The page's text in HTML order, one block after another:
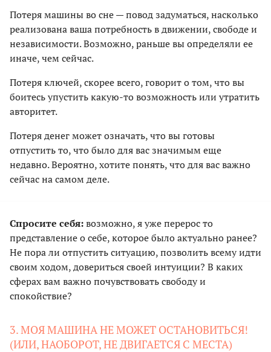
Потеря машины во сне — повод задуматься, насколько
реализована ваша потребность в движении, свободе и
независимости. Возможно, раньше вы определяли ее
иначе, чем сейчас.
Потеря ключей, скорее всего, говорит о том, что вы
боитесь упустить какую-то возможность или утратить
авторитет.
Потеря денег может означать, что вы готовы
отпустить то, что было для вас значимым еще
недавно. Вероятно, хотите понять, что для вас важно
сейчас на самом деле.
Спросите себя:возможно, я уже перерос то
представление о себе, которое было актуально ранее?
Не пора ли отпустить ситуацию, позволить всему идти
своим ходом, довериться своей интуиции? В каких
сферах вам важно почувствовать свободу и
спокойствие?
3. МОЯ МАШИНА НЕ МОЖЕТ ОСТАНОВИТЬСЯ!
(ИЛИ, НАОБОРОТ, НЕ ДВИГАЕТСЯ С МЕСТА)